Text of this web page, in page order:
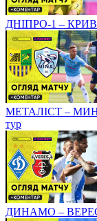
ДНІПРО-1 –
МЕТАЛІСТ –
тур
ДИНАМО – ВЕРЕС